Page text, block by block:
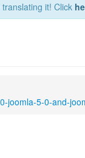
it! Click
joomla-5-0-and-